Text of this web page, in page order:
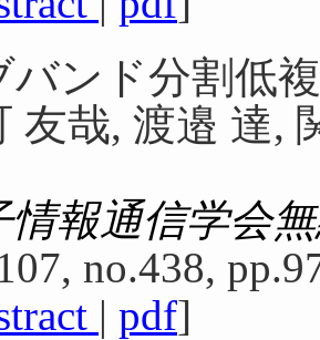
バンド分割低
友哉, 渡邉 達,
情報通信学会
no.438,
| pdf]